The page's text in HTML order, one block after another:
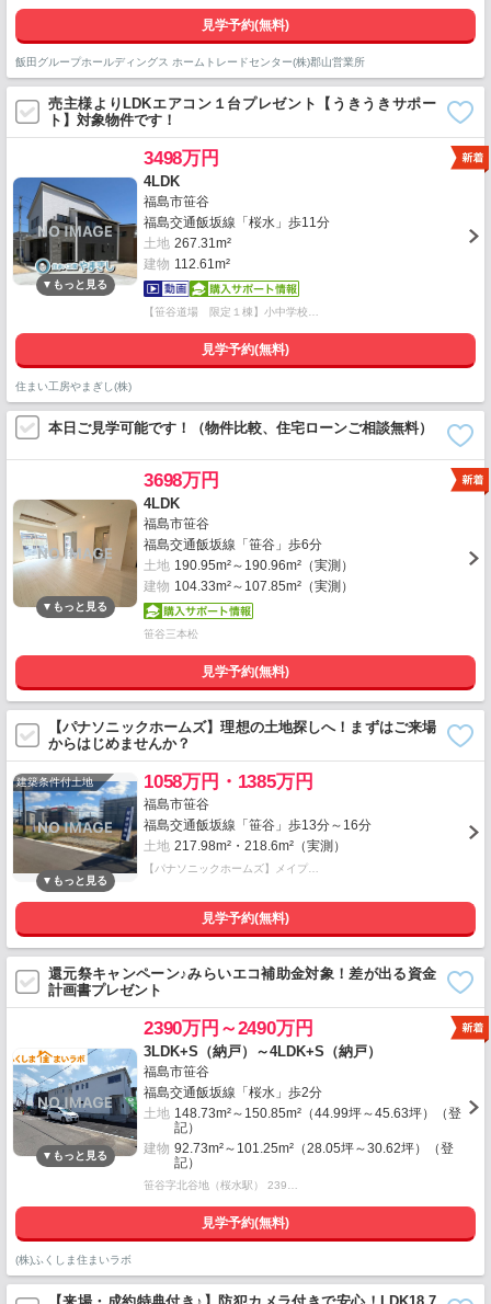
見学予約(無料)
飯田グループホールディングス ホームトレードセンター(株)郡山営業所
売主様よりLDKエアコン１台プレゼント【うきうきサポー
ト】対象物件です！
3498万円
4LDK
福島市笹谷
福島交通飯坂線「桜水」歩11分
土地 267.31m²
建物 112.61m²
【笹谷道場 限定１棟】小中学校…
見学予約(無料)
住まい工房やまぎし(株)
本日ご見学可能です！（物件比較、住宅ローンご相談無料）
3698万円
4LDK
福島市笹谷
福島交通飯坂線「笹谷」歩6分
土地 190.95m²～190.96m²（実測）
建物 104.33m²～107.85m²（実測）
笹谷三本松
見学予約(無料)
【パナソニックホームズ】理想の土地探しへ！まずはご来場
からはじめませんか？
建築条件付土地 1058万円・1385万円
福島市笹谷
福島交通飯坂線「笹谷」歩13分～16分
土地 217.98m²・218.6m²（実測）
【パナソニックホームズ】メイプ…
見学予約(無料)
還元祭キャンペーン♪みらいエコ補助金対象！差が出る資金
計画書プレゼント
2390万円～2490万円
3LDK+S（納戸）～4LDK+S（納戸）
福島市笹谷
福島交通飯坂線「桜水」歩2分
土地 148.73m²～150.85m²（44.99坪～45.63坪）（登
記）
建物 92.73m²～101.25m²（28.05坪～30.62坪）（登
記）
笹谷字北谷地（桜水駅） 239…
見学予約(無料)
(株)ふくしま住まいラボ